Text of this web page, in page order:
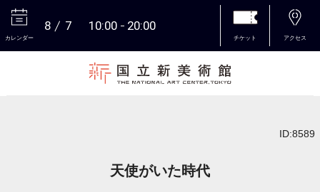
カレンダー
8 7 10:00 20:00
チケット アクセス
ID:8589
天使がいた時代